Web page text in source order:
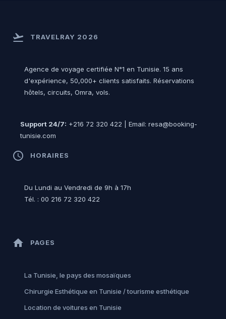
flight_takeoff TRAVELRAY 2026
Agence de voyage certifiée N°1 en Tunisie. 15 ans
d'expérience, 50,000+ clients satisfaits. Réservations
hôtels, circuits, Omra, vols.
Support 24/7: +216 72 320 422 | Email: resa@booking-
tunisie.com
access_time HORAIRES
Du Lundi au Vendredi de 9h à 17h
Tél. : 00 216 72 320 422
home PAGES
La Tunisie, le pays des mosaïques
Chirurgie Esthétique en Tunisie / tourisme esthétique
Location de voitures en Tunisie